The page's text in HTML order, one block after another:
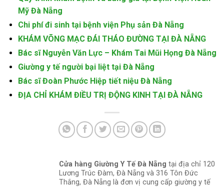
Mỹ Đà Nẵng
Chi phí đi sinh tại bệnh viện Phụ sản Đà Nẵng
KHÁM VÕNG MẠC ĐÁI THÁO ĐƯỜNG TẠI ĐÀ NẴNG
Bác sĩ Nguyễn Văn Lực – Khám Tai Mũi Họng Đà Nẵng
Giường y tế người bại liệt tại Đà Nẵng
Bác sĩ Đoàn Phước Hiệp tiết niệu Đà Nẵng
ĐỊA CHỈ KHÁM ĐIỀU TRỊ ĐỘNG KINH TẠI ĐÀ NẴNG
Cửa hàng Giường Y Tế Đà Nẵng tại địa chỉ 120
Lương Trúc Đàm, Đà Nẵng và 316 Tôn Đức
Thắng, Đà Nẵng là đơn vị cung cấp giường y tế